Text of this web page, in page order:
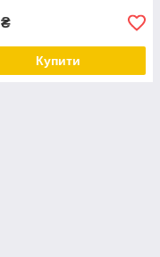
₴
Купити